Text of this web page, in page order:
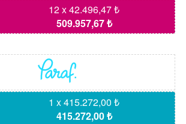
12 x 42.496,47 ₺
509.957,67 ₺
1 x 415.272,00 ₺
415.272,00 ₺